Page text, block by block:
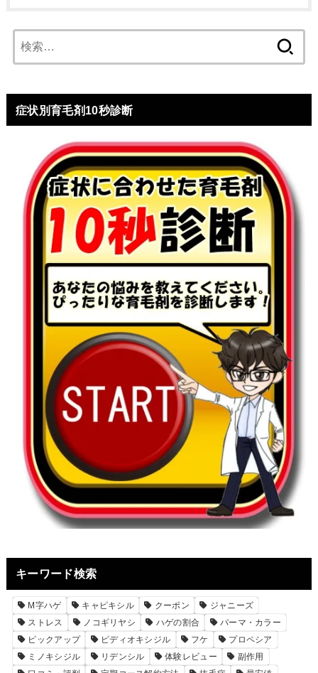
索:
症状別育毛剤10秒診断
キーワード検索
M字ハゲ キャピキシル クーポン
ジャニーズ
ストレス
ノコギリヤシ ハゲの割合
パーマ・カラー
ピックアップ
ピディオキシジル フケ
プロペシア
ミノキシジル
リデンシル 体験レビュー
副作用